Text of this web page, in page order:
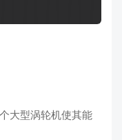
大型涡轮机使其能